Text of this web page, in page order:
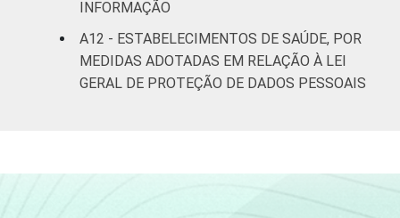
INFORMAÇÃO
A12 - ESTABELECIMENTOS DE SAÚDE, POR
MEDIDAS ADOTADAS EM RELAÇÃO À LEI
GERAL DE PROTEÇÃO DE DADOS PESSOAIS